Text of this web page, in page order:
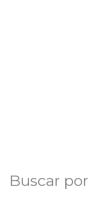
Buscar por